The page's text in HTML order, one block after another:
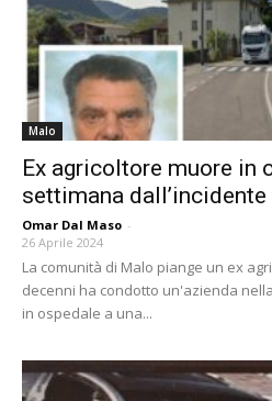
Malo
Ex agricoltore muore in
settimana dall’incidente
Omar Dal Maso -
26 Aprile 2024
La comunità di Malo piange un ex
decenni ha condotto un'azienda
in ospedale a una...